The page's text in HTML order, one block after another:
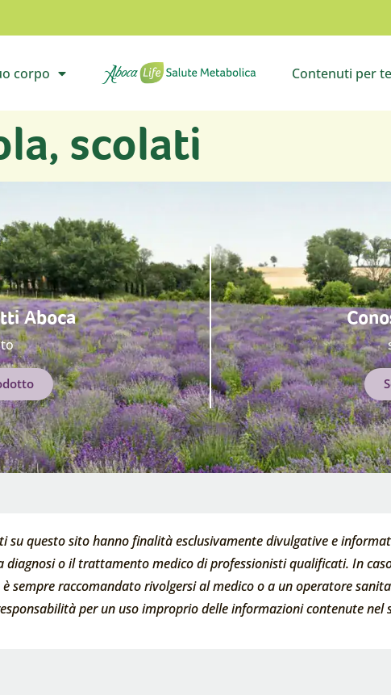
il sottomenù
corpo Vai all’homepage Apri il
Contenuti per te
scolati
Aboca
su questo sito hanno finalità esclusivamente divulgative e
diagnosi o il trattamento medico di professionisti qualificati. In
sempre raccomandato rivolgersi al medico o a un operatore
per un uso improprio delle informazioni contenute nel